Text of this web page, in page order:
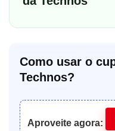
Como usar o
Technos?
Aproveite agora: